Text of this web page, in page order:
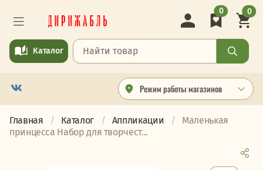
Режим работы магазинов
Каталог
0 0
Главная Каталог Аппликации
Маленькая
принцесса Набор для творчест...